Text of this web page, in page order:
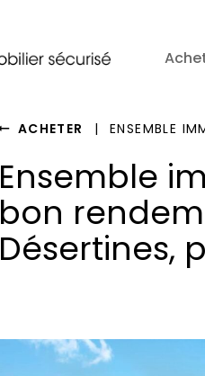
ACHETER | ENSEMBLE
Ensemble
bon
Désertines,